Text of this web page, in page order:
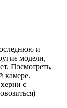
и
модели,
Посмотреть,
камере.
с